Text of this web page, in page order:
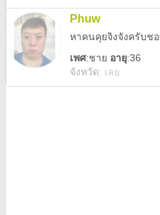
Phuw
เพศ:ชาย อายุ:36
จังหวัด: เลย